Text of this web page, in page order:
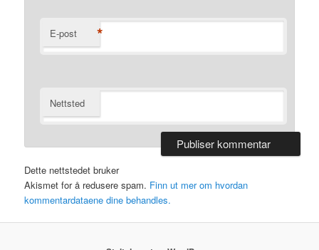
E-post *
Nettsted
Dette nettstedet bruker
Akismet for å redusere spam. Finn ut mer om hvordan
kommentardataene dine behandles.